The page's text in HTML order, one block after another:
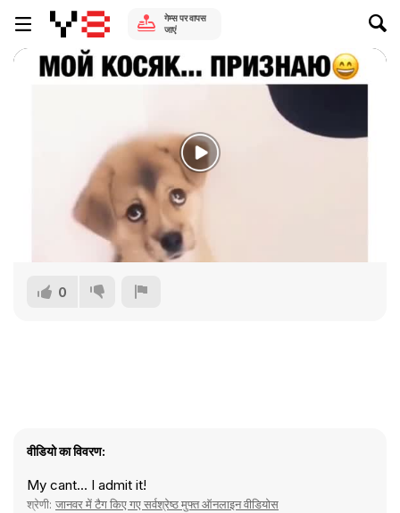
गेम्स पर वापस
जाएं
0
वीडियो का विवरण:
My cant... I admit it!
श्रेणी: जानवर में टैग किए गए सर्वश्रेष्ठ मुफ्त ऑनलाइन वीडियोस